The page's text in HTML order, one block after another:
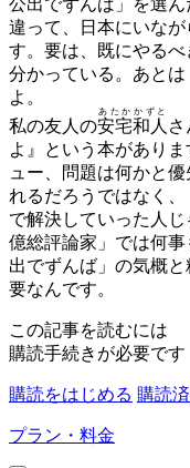
違って、日本にいな
す。要は、既にやる
分かっている。あと
よ。
私の友人の安宅
あたか
和人
かずと
よ』という本があり
ュー、問題は何かと
れるだろうではなく
で解決していった人
億総評論家」では何
出でずんば」の気概
要なんです。
この記事を読むには
購読手続きが必要です
購読をはじめる 購読
プラン・料金